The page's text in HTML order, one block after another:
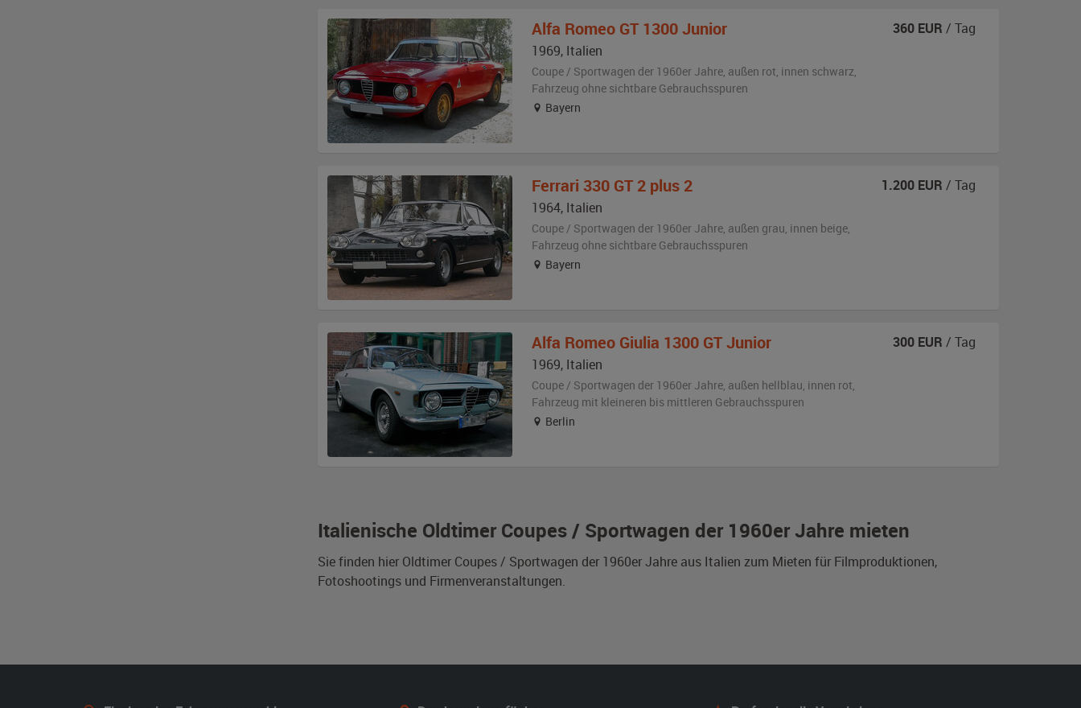
Italienische Oldtimer Coupes / Sportwagen der 1960er Jahre mieten
Sie finden hier Oldtimer Coupes / Sportwagen der 1960er Jahre aus Italien zum Mieten für Filmproduktionen,
Fotoshootings und Firmenveranstaltungen.
Alfa Romeo GT 1300 Junior
1969, Italien
Coupe / Sportwagen der 1960er Jahre, außen rot, innen schwarz,
Fahrzeug ohne sichtbare Gebrauchsspuren
Bayern
360 EUR / Tag
Ferrari 330 GT 2 plus 2
1964, Italien
Coupe / Sportwagen der 1960er Jahre, außen grau, innen beige,
Fahrzeug ohne sichtbare Gebrauchsspuren
Bayern
1.200 EUR / Tag
Alfa Romeo Giulia 1300 GT Junior
1969, Italien
Coupe / Sportwagen der 1960er Jahre, außen hellblau, innen rot,
Fahrzeug mit kleineren bis mittleren Gebrauchsspuren
Berlin
300 EUR / Tag